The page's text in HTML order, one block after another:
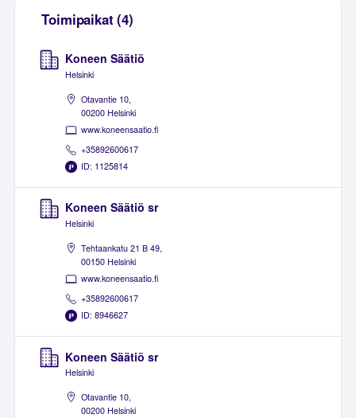
Toimipaikat (4)
Koneen Säätiö
Helsinki
Otavantie 10,
00200 Helsinki
www.koneensaatio.fi
+35892600617
ID: 1125814
Koneen Säätiö sr
Helsinki
Tehtaankatu 21 B 49,
00150 Helsinki
www.koneensaatio.fi
+35892600617
ID: 8946627
Koneen Säätiö sr
Helsinki
Otavantie 10,
00200 Helsinki